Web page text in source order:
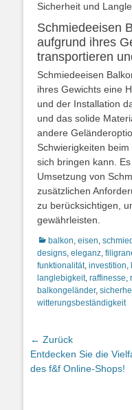
Sicherheit und
Schmiedeeisen
aufgrund ihres
transportieren
Schmiedeeisen
ihres Gewichts eine
und der Installation
und das solide
andere
Schwierigkeiten
sich bringen kann.
Umsetzung von
zusätzlichen
zu berücksichtigen,
gewährleisten.
Kategorien
balkon, eisen,
designs, eleganz,
funktionalität, investition,
langlebigkeit, raffinesse,
balkongeländer,
witterungsbeständigkeit
← Zurück
Vorheriger
Beitrag:
Entdecken Sie die
des f&f Online-Shops!